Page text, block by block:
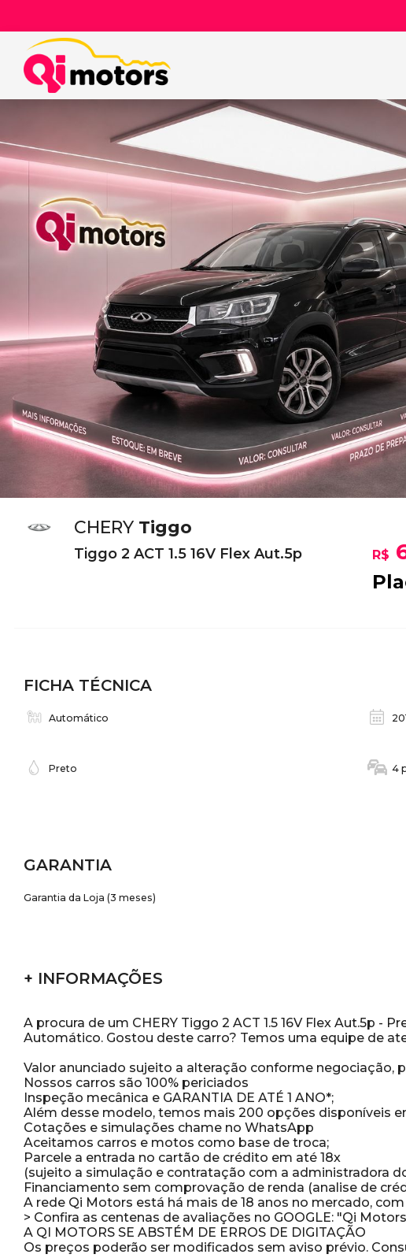
CHERY Tiggo
Tiggo 2 ACT 1.5 16V Flex Aut.5p R$
FICHA TÉCNICA
Automático
Preto 4
GARANTIA
Garantia da Loja (3 meses)
+ INFORMAÇÕES
A procura de um CHERY Tiggo 2 ACT 1.5 16V Flex Aut.5p -
Automático. Gostou deste carro? Temos uma equipe de
Valor anunciado sujeito a alteração conforme negociação,
Nossos carros são 100% periciados
Inspeção mecânica e GARANTIA DE ATÉ 1 ANO*;
Além desse modelo, temos mais 200 opções disponíveis
Cotações e simulações chame no WhatsApp
Aceitamos carros e motos como base de troca;
Parcele a entrada no cartão de crédito em até 18x
(sujeito a simulação e contratação com a administradora
Financiamento sem comprovação de renda (analise de
A rede Qi Motors está há mais de 18 anos no mercado,
> Confira as centenas de avaliações no GOOGLE: "Qi
A QI MOTORS SE ABSTÉM DE ERROS DE DIGITAÇÃO